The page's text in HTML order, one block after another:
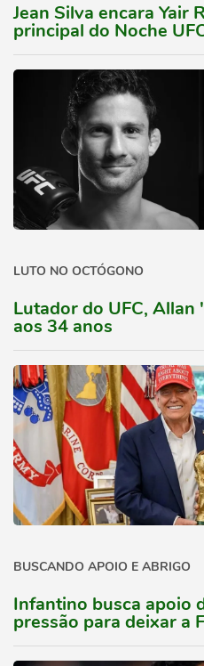
Jean Silva encara Yair
principal do Noche
LUTO NO OCTÓGONO
Lutador do UFC,
aos 34 anos
BUSCANDO APOIO E ABRIGO
Infantino busca apoio
pressão para deixar a